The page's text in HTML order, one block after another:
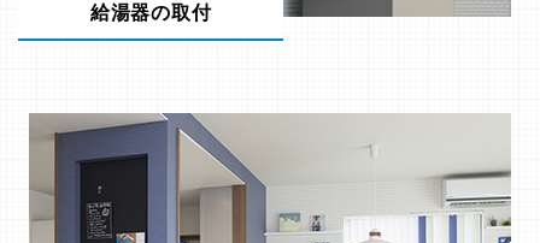
給湯器の取付